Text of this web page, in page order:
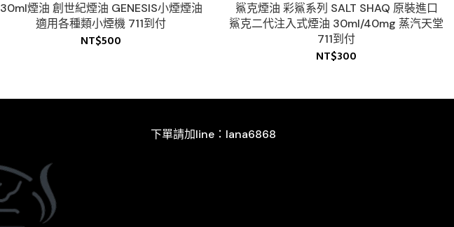
30ml煙油 創世紀煙油 GENESIS小煙煙油
適用各種類小煙機 711到付
NT$500
鯊克煙油 彩鯊系列 SALT SHAQ 原裝進口
鯊克二代注入式煙油 30ml/40mg 蒸汽天堂
711到付
NT$300
下單請加line：lana6868